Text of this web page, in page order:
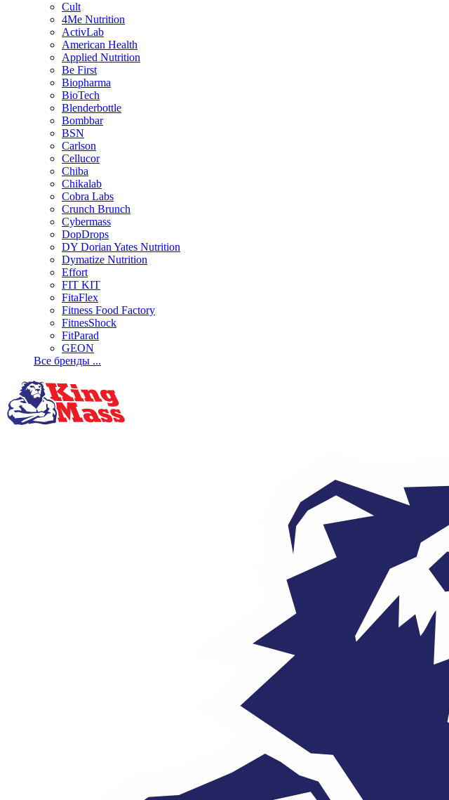
Cult
4Me Nutrition
ActivLab
American Health
Applied Nutrition
Be First
Biopharma
BioTech
Blenderbottle
Bombbar
BSN
Carlson
Cellucor
Chiba
Chikalab
Cobra Labs
Crunch Brunch
Cybermass
DopDrops
DY Dorian Yates Nutrition
Dymatize Nutrition
Effort
FIT KIT
FitaFlex
Fitness Food Factory
FitnesShock
FitParad
GEON
Все бренды ...